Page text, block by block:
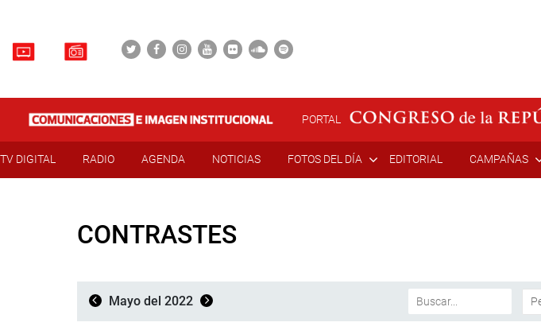
PORTAL
TV DIGITAL RADIO AGENDA NOTICIAS FOTOS DEL DÍA EDITORIAL CAMPAÑAS
CONTRASTES
Mayo del 2022